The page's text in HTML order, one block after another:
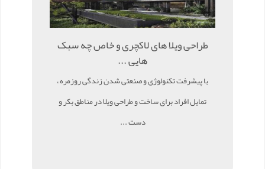
طراحی ویلا های لاکچری و خاص چه سبک
هایی ...
با پیشرفت تکنولوژی و صنعتی شدن زندگی روزمره ،
تمایل افراد برای ساخت و طراحی ویلا در مناطق بکر و
دست ...